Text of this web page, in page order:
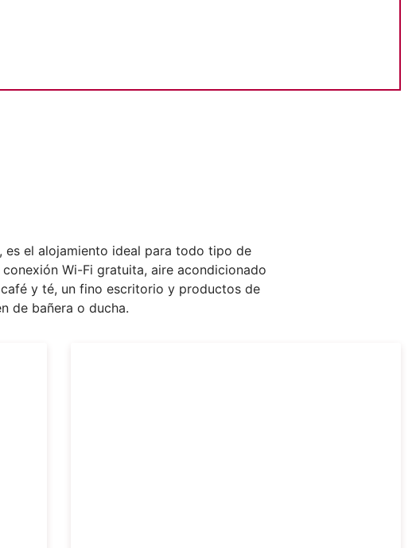
es el alojamiento ideal para todo tipo de
Wi-Fi gratuita, aire acondicionado
y té, un fino escritorio y productos de
de bañera o ducha.